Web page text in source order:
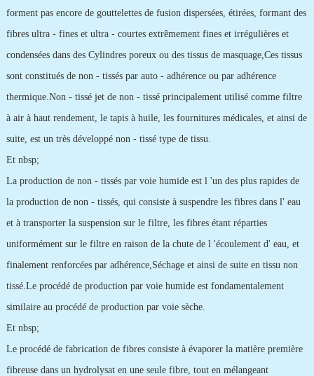
forment pas encore de gouttelettes de fusion dispersées, étirées, formant des
fibres ultra - fines et ultra - courtes extrêmement fines et irrégulières et
condensées dans des Cylindres poreux ou des tissus de masquage,Ces tissus
sont constitués de non - tissés par auto - adhérence ou par adhérence
thermique.Non - tissé jet de non - tissé principalement utilisé comme filtre
à air à haut rendement, le tapis à huile, les fournitures médicales, et ainsi de
suite, est un très développé non - tissé type de tissu.
Et nbsp;
La production de non - tissés par voie humide est l 'un des plus rapides de
la production de non - tissés, qui consiste à suspendre les fibres dans l' eau
et à transporter la suspension sur le filtre, les fibres étant réparties
uniformément sur le filtre en raison de la chute de l 'écoulement d' eau, et
finalement renforcées par adhérence,Séchage et ainsi de suite en tissu non
tissé.Le procédé de production par voie humide est fondamentalement
similaire au procédé de production par voie sèche.
Et nbsp;
Le procédé de fabrication de fibres consiste à évaporer la matière première
fibreuse dans un hydrolysat en une seule fibre, tout en mélangeant